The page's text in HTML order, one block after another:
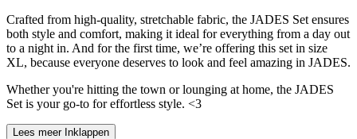
Crafted from high-quality, stretchable fabric, the JADES Set ensures
both style and comfort, making it ideal for everything from a day out
to a night in. And for the first time, we’re offering this set in size
XL, because everyone deserves to look and feel amazing in JADES.
Whether you're hitting the town or lounging at home, the JADES
Set is your go-to for effortless style. <3
Lees meer Inklappen